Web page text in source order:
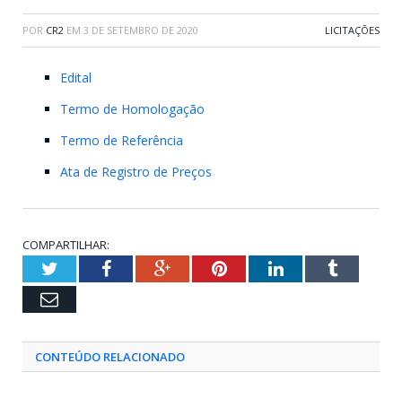
POR CR2 EM 3 DE SETEMBRO DE 2020 LICITAÇÕES
Edital
Termo de Homologação
Termo de Referência
Ata de Registro de Preços
COMPARTILHAR:
TwitterFacebookGoogle+PinterestLinkedInTumblr
Email
CONTEÚDO RELACIONADO